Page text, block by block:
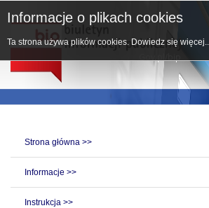
Strona główna >>
Informacje >>
Instrukcja >>
Informacje o plikach cookies
Ta strona używa plików cookies. Dowiedz się więcej...